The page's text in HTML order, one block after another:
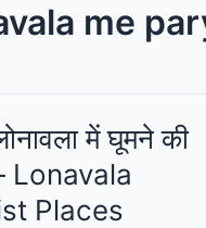
me
में घूमने की
Lonavala
Places